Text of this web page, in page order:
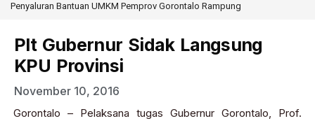
Penyaluran Bantuan UMKM Pemprov Gorontalo Rampung
Plt Gubernur Sidak Langsung
KPU Provinsi
November 10, 2016
Gorontalo – Pelaksana tugas Gubernur Gorontalo, Prof.